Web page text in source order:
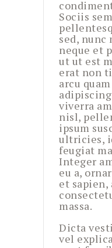
Sociis
sed, nunc
neque et
ut ut est
erat non
arcu
viverra
nisl,
ipsum
ultricies,
feugiat
Integer
eu a,
et
massa.
Dicta
vel